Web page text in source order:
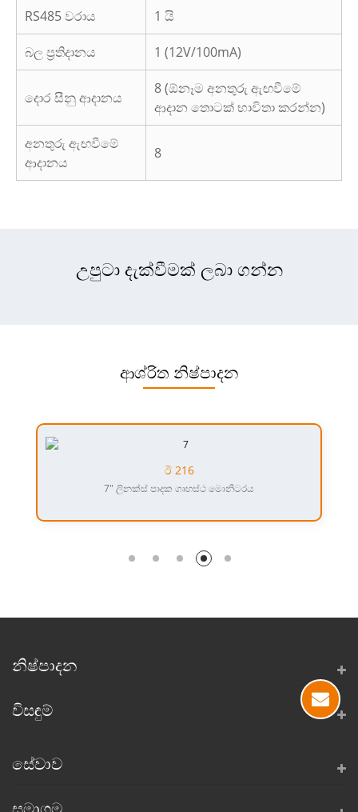
RS485 වරාය 1 යි
බල ප්‍රතිදානය 1 (12V/100mA)
දොර සීනු ආදානය
8 (ඕනෑම අනතුරු ඇඟවීමේ
ආදාන තොටක් භාවිතා කරන්න)
අනතුරු ඇඟවීමේ
ආදානය
8
උපුටා දැක්වීමක් ලබා ගන්න
ආශ්රිත නිෂ්පාදන
ඊ 216
7" ලිනක්ස් පාදක ගෘහස්ථ මොනිටරය
නිෂ්පාදන
විසඳුම්
සේවාව